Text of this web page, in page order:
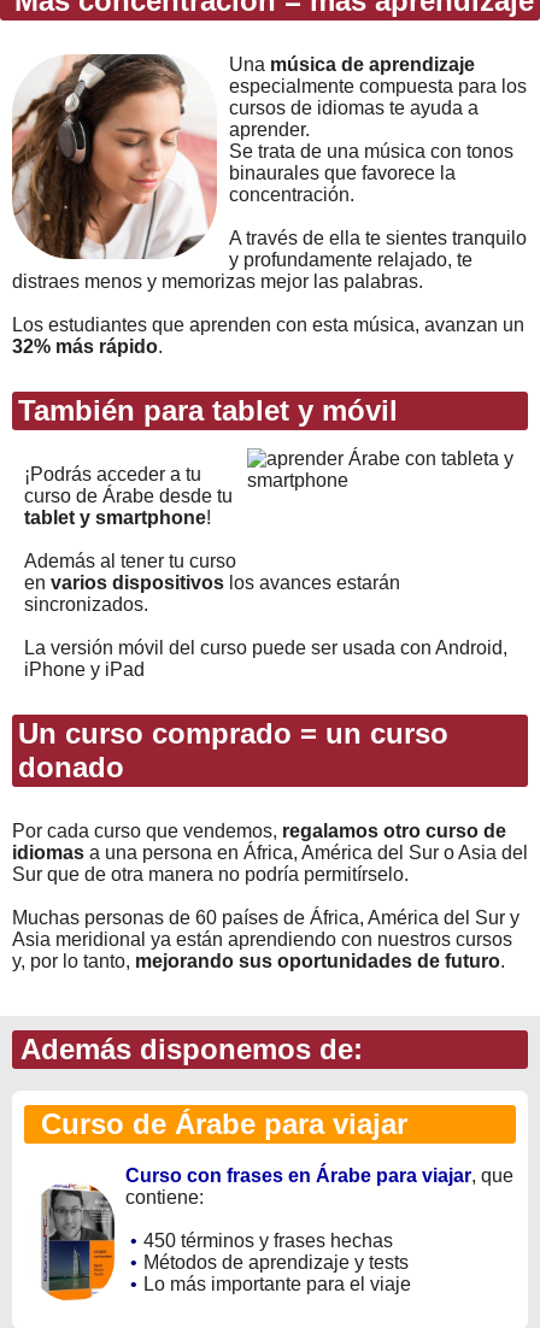
Una música de aprendizaje
especialmente compuesta para los
cursos de idiomas te ayuda a
aprender.
Se trata de una música con tonos
binaurales que favorece la
concentración.
A través de ella te sientes tranquilo
y profundamente relajado, te
distraes menos y memorizas mejor las palabras.
Los estudiantes que aprenden con esta música, avanzan un
32% más rápido.
También para tablet y móvil
¡Podrás acceder a tu
curso de Árabe desde tu
tablet y smartphone!
Además al tener tu curso
en varios dispositivos los avances estarán
sincronizados.
La versión móvil del curso puede ser usada con Android,
iPhone y iPad
Un curso comprado = un curso
donado
Por cada curso que vendemos, regalamos otro curso de
idiomas a una persona en África, América del Sur o Asia del
Sur que de otra manera no podría permitírselo.
Muchas personas de 60 países de África, América del Sur y
Asia meridional ya están aprendiendo con nuestros cursos
y, por lo tanto, mejorando sus oportunidades de futuro.
Además disponemos de:
Curso de Árabe para viajar
Curso con frases en Árabe para viajar, que
contiene:
• 450 términos y frases hechas
• Métodos de aprendizaje y tests
• Lo más importante para el viaje